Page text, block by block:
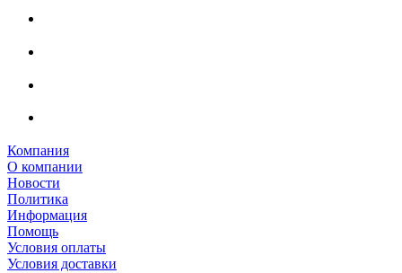
Компания
О компании
Новости
Политика
Информация
Помощь
Условия оплаты
Условия доставки